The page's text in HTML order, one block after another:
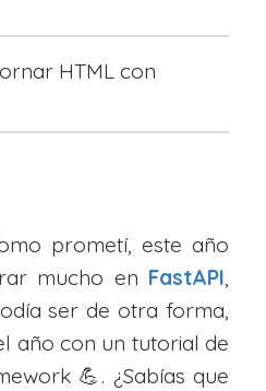
HTML con
prometí, este año
mucho en FastAPI,
ser de otra forma,
año con un tutorial de
💪. ¿Sabías que